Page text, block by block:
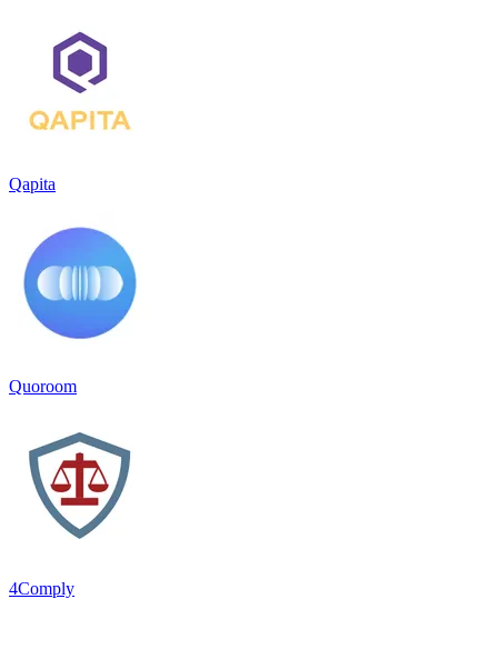
Qapita
Quoroom
4Comply